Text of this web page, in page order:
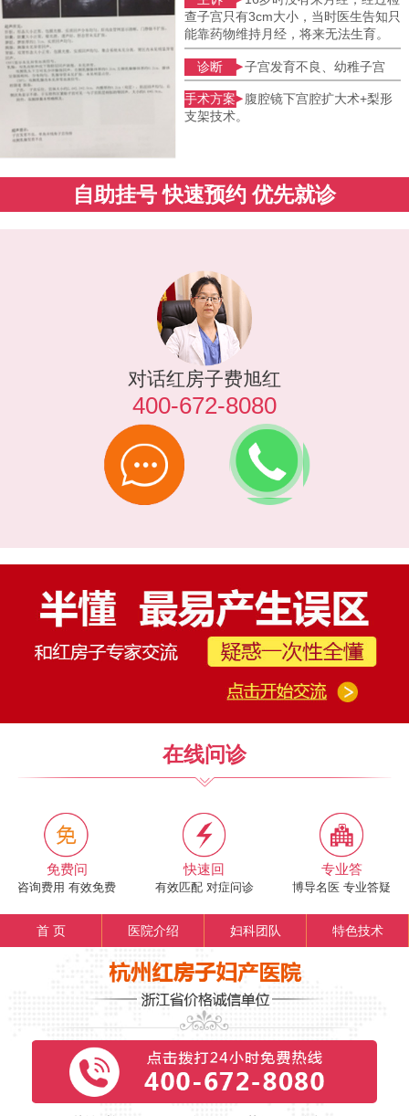
查子宫只有3cm大小，当时医生告知只
能靠药物维持月经，将来无法生育。
诊断 子宫发育不良、幼稚子宫
手术方案
腹腔镜下宫腔扩大术+梨形
支架技术。
自助挂号 快速预约 优先就诊
对话红房子费旭红
400-672-8080
在线问诊
免费问
咨询费用 有效免费
快速回
有效匹配 对症问诊
专业答
博导名医 专业答疑
首 页 医院介绍 妇科团队 特色技术